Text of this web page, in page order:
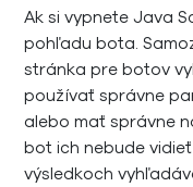
Ak si vypnete Java
pohľadu bota.
stránka pre botov
používať správne
alebo mať správne
bot ich nebude
výsledkoch